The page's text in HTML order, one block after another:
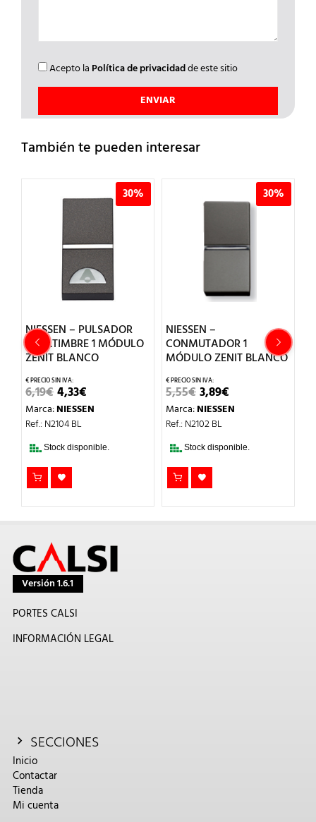
Acepto la Política de privacidadde este sitio
También te pueden interesar
NIESSEN –
CONMUTADOR 1
MÓDULO ZENIT BLANCO
5,55€ PRECIO
ORIGINALPRECIO
ACTUAL
Marca:NIESSEN
Ref.: N2102 BL
Stock disponible.
NIESSEN –
CONMUTADOR 2
MÓDULOS ZENIT
10,85€
ERA:
10,85€.
Marca:
Versión 1.6.1
PORTES CALSI
INFORMACIÓN LEGAL
SECCIONES
Inicio
Contactar
Tienda
Mi cuenta